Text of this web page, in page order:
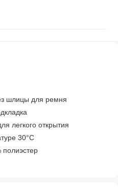
шлицы для ремня
легкого открытия
30°C
полиэстер